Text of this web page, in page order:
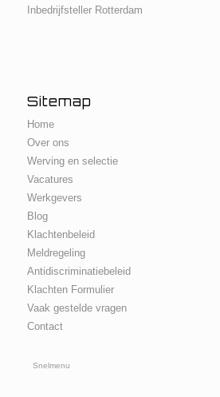
Inbedrijfsteller Rotterdam
Sitemap
Home
Over ons
Werving en selectie
Vacatures
Werkgevers
Blog
Klachtenbeleid
Meldregeling
Antidiscriminatiebeleid
Klachten Formulier
Vaak gestelde vragen
Contact